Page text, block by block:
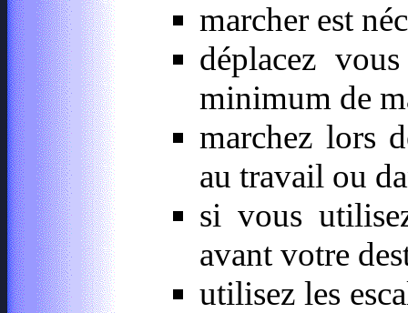
marcher est
déplacez
minimum de
marchez lors
au travail ou
si vous
avant votre
utilisez les